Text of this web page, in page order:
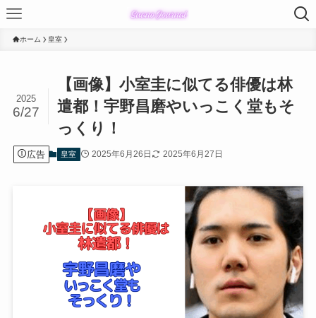
ホーム 皇室
【画像】小室圭に似てる俳優は林
遣都！宇野昌磨やいっこく堂もそ
っくり！
2025
6/27
広告 皇室 2025年6月26日 2025年6月27日